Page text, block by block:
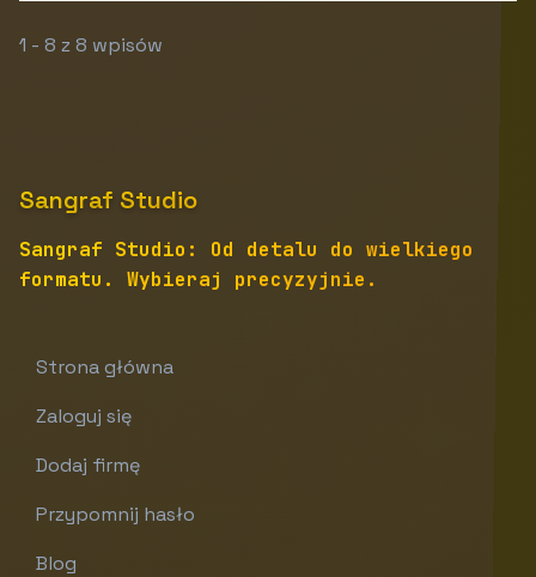
1 - 8 z 8 wpisów
Sangraf Studio
Sangraf Studio: Od detalu do wielkiego
formatu. Wybieraj precyzyjnie.
Strona główna
Zaloguj się
Dodaj firmę
Przypomnij hasło
Blog